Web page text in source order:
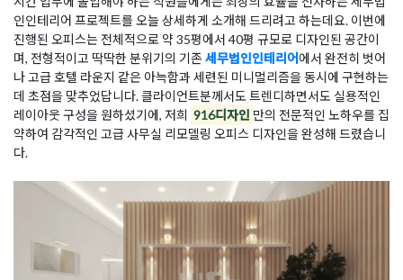
인인테리어 프로젝트를 오늘 상세하게 소개해 드리려고 하는데요. 이번에
진행된 오피스는 전체적으로 약 35평에서 40평 규모로 디자인된 공간이
며, 전형적이고 딱딱한 분위기의 기존세무법인인테리어 에서 완전히 벗어
나 고급 호텔 라운지 같은 아늑함과 세련된 미니멀리즘을 동시에 구현하는
데 초점을 맞추었답니다. 클라이언트분께서도 트렌디하면서도 실용적인
레이아웃 구성을 원하셨기에, 저희 916디자인 만의 전문적인 노하우를 집
약하여 감각적인 고급 사무실 리모델링 오피스 디자인을 완성해 드렸습니
다.